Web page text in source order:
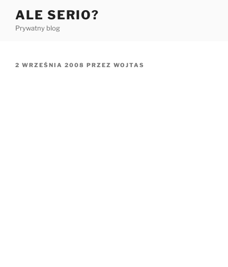
treści
ALE SERIO?
Prywatny blog
OPUBLIKOWANE
2 WRZEŚNIA 2008 PRZEZ WOJTAS